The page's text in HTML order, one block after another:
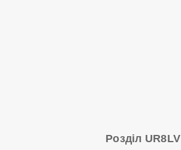
Розділ UR8LV